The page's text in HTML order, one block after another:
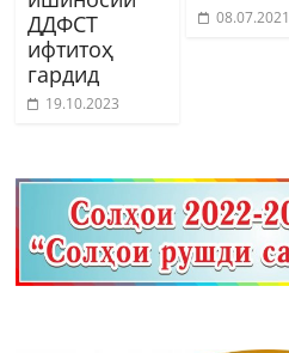
ДДФСТ
ифтитоҳ
гардид
19.10.2023
08.07.2021